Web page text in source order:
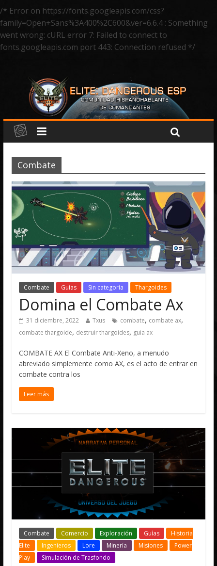
/* Error on https://fonts.googleapis.com/css?
family=Open+Sans%3A400%2C600&ver=6.6.4 : Something
went wrong: cURL error 7: Failed to connect to
fonts.googleapis.com port 443: Connection refused */
Combate
Combate Guías Sin categoría Thargoides
Domina el Combate Ax
31 diciembre, 2022 Txus combate, combate ax,
combate thargoide, destruir thargoides, guia ax
COMBATE AX El Combate Anti-Xeno, a menudo
abreviado simplemente como AX, es el acto de entrar en
combate contra los
Leer más
Combate Comercio Exploración Guías
Historia
Elite
Ingenieros Lore Minería Misiones
Power
Play
Simulación de Trasfondo